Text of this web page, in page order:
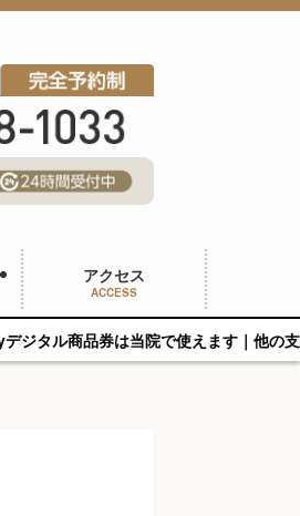
アクセス
ACCESS
で使えます｜他の支払い方法と併用可